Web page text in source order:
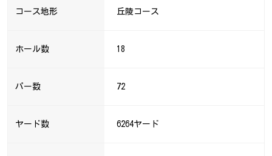
コース地形 丘陵コース
ホール数 18
パー数 72
ヤード数 6264ヤード